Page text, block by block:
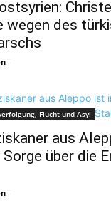
wegen des
-
Flucht und Asyl
aus
über die
-